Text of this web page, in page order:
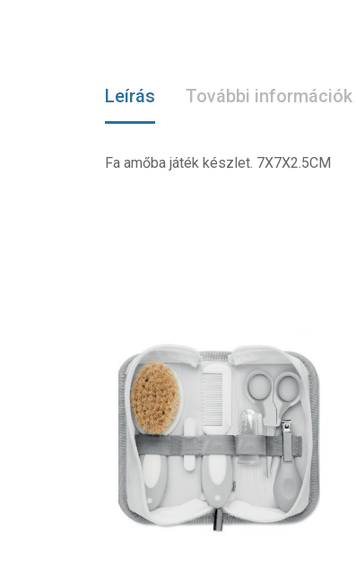
Leírás További információk
Fa amőba játék készlet. 7X7X2.5CM